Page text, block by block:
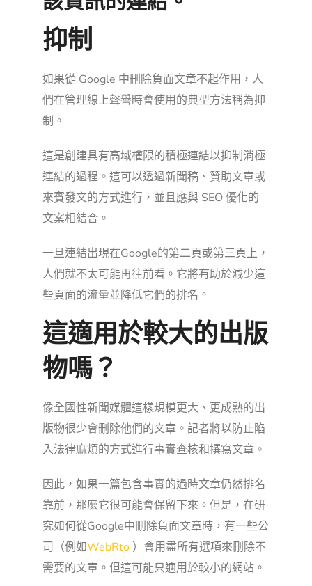
抑制
如果從 Google 中刪除負面文章不起作用，人
們在管理線上聲譽時會使用的典型方法稱為抑
制。
這是創建具有高域權限的積極連結以抑制消極
連結的過程。這可以透過新聞稿、贊助文章或
來賓發文的方式進行，並且應與 SEO 優化的
文案相結合。
一旦連結出現在Google的第二頁或第三頁上，
人們就不太可能再往前看。它將有助於減少這
些頁面的流量並降低它們的排名。
這適用於較大的出版
物嗎？
像全國性新聞媒體這樣規模更大、更成熟的出
版物很少會刪除他們的文章。記者將以防止陷
入法律麻煩的方式進行事實查核和撰寫文章。
因此，如果一篇包含事實的過時文章仍然排名
靠前，那麼它很可能會保留下來。但是，在研
究如何從Google中刪除負面文章時，有一些公
司（例如WebRto ）會用盡所有選項來刪除不
需要的文章。但這可能只適用於較小的網站。